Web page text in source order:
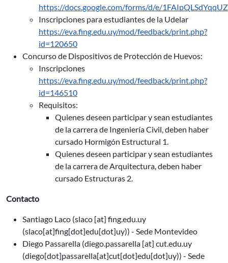
https://docs.google.com/forms/d/e/
Inscripciones para estudiantes de la Udelar
https://eva.fing.edu.uy/mod/feedback/print.php?
id=120650
Concurso de Dispositivos de Protección de Huevos:
Inscripciones
https://eva.fing.edu.uy/mod/feedback/print.php?
id=146510
Requisitos:
Quienes deseen participar y sean estudiantes
de la carrera de Ingeniería Civil, deben haber
cursado Hormigón Estructural 1.
Quienes deseen participar y sean estudiantes
de la carrera de Arquitectura, deben haber
cursado Estructuras 2.
Contacto
Santiago Laco (slaco [at] fing.edu.uy
(slaco[at]fing[dot]edu[dot]uy)) - Sede Montevideo
Diego Passarella (diego.passarella [at] cut.edu.uy
(diego[dot]passarella[at]cut[dot]edu[dot]uy)) - Sede